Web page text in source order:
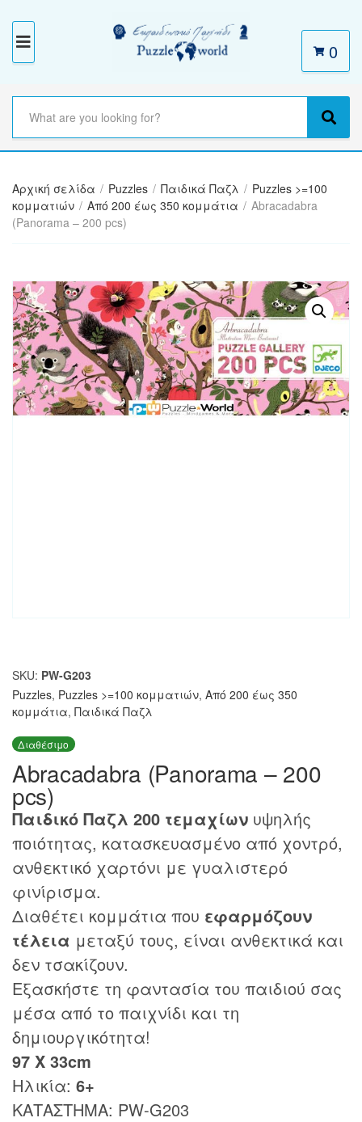
M
N
U
a
t
g
o
r
a
m
e
S
a
r
h
t
e
S
e
a
0
Αρχική σελίδα / Puzzles / Παιδικά Παζλ / Puzzles >=100
κομματιών / Από 200 έως 350 κομμάτια / Abracadabra
(Panorama – 200 pcs)
SKU: PW-G203
Puzzles, Puzzles >=100 κομματιών, Από 200 έως 350
κομμάτια, Παιδικά Παζλ
Διαθέσιμο
Abracadabra (Panorama – 200
pcs)
Παιδικό Παζλ 200 τεμαχίων υψηλής
ποιότητας, κατασκευασμένο από χοντρό,
ανθεκτικό χαρτόνι με γυαλιστερό
φινίρισμα.
Διαθέτει κομμάτια που εφαρμόζουν
τέλεια μεταξύ τους, είναι ανθεκτικά και
δεν τσακίζουν.
Εξασκήστε τη φαντασία του παιδιού σας
μέσα από το παιχνίδι και τη
δημιουργικότητα!
97 Χ 33cm
Ηλικία: 6+
ΚΑΤΑΣΤΗΜΑ: PW-G203